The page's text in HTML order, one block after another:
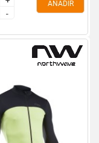
--
AÑADIR